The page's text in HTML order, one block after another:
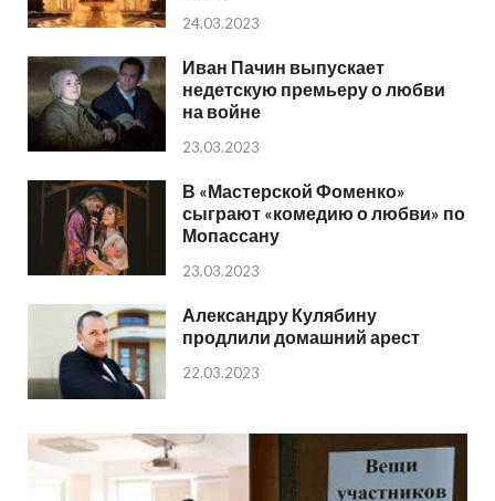
24.03.2023
Иван Пачин выпускает
недетскую премьеру о любви
на войне
23.03.2023
В «Мастерской Фоменко»
сыграют «комедию о любви» по
Мопассану
23.03.2023
Александру Кулябину
продлили домашний арест
22.03.2023